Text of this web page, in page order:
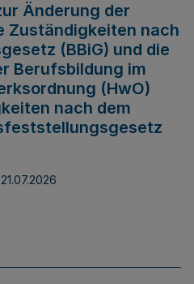
Änderung der
Zuständigkeiten nach
(BBiG) und die
Berufsbildung im
(HwO)
nach dem
21.07.2026